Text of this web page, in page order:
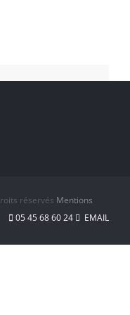
réservés Mentions
05 45 68 60 24 EMAIL